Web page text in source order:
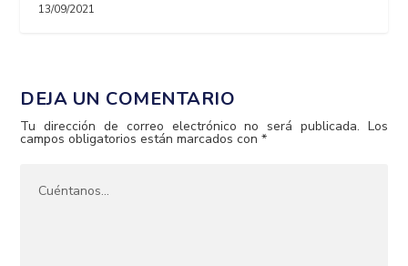
13/09/2021
DEJA UN COMENTARIO
Tu dirección de correo electrónico no será publicada. Los
campos obligatorios están marcados con*